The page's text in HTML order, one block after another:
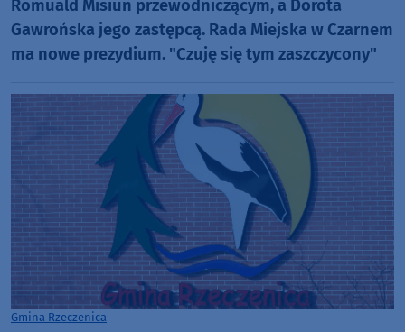
Romuald Misiun przewodniczącym, a Dorota
Gawrońska jego zastępcą. Rada Miejska w Czarnem
ma nowe prezydium. "Czuję się tym zaszczycony"
Gmina Rzeczenica